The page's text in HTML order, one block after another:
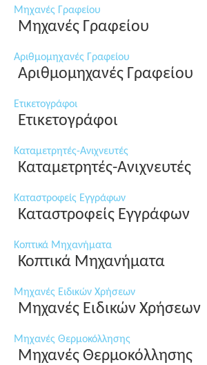
Μηχανές Γραφείου
Μηχανές Γραφείου
Αριθμομηχανές Γραφείου
Αριθμομηχανές Γραφείου
Ετικετογράφοι
Ετικετογράφοι
Καταμετρητές-Ανιχνευτές
Καταμετρητές-Ανιχνευτές
Καταστροφείς Εγγράφων
Καταστροφείς Εγγράφων
Κοπτικά Μηχανήματα
Κοπτικά Μηχανήματα
Μηχανές Ειδικών Χρήσεων
Μηχανές Ειδικών Χρήσεων
Μηχανές Θερμοκόλλησης
Μηχανές Θερμοκόλλησης